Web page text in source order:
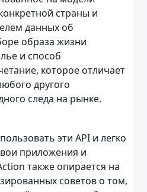
страны и
данных об
образа жизни
и способ
которое отличает
другого
следа на рынке.
эти API и легко
приложения и
также опирается на
советов о том,